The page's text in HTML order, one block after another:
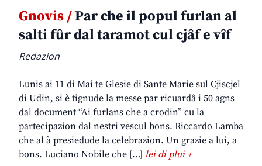
Gnovis /Par che il popul furlan al
salti fûr dal taramot cul cjâf e vîf
Redazion
Lunis ai 11 di Mai te Glesie di Sante Marie sul Cjiscjel
di Udin, si è tignude la messe par ricuardâ i 50 agns
dal document “Ai furlans che a crodin” cu la
partecipazion dal nestri vescul bons. Riccardo Lamba
che al à presiedude la celebrazion. Un grazie a lui, a
bons. Luciano Nobile che […] lei di plui +